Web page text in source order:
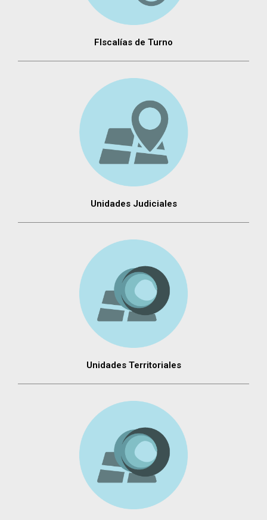
FIscalías de Turno
Unidades Judiciales
Unidades Territoriales